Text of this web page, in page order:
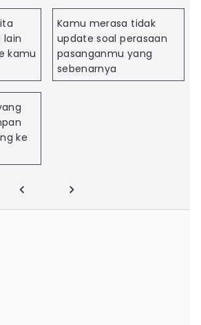
lain
kamu
Kamu merasa tidak
update soal perasaan
pasanganmu yang
sebenarnya
ke